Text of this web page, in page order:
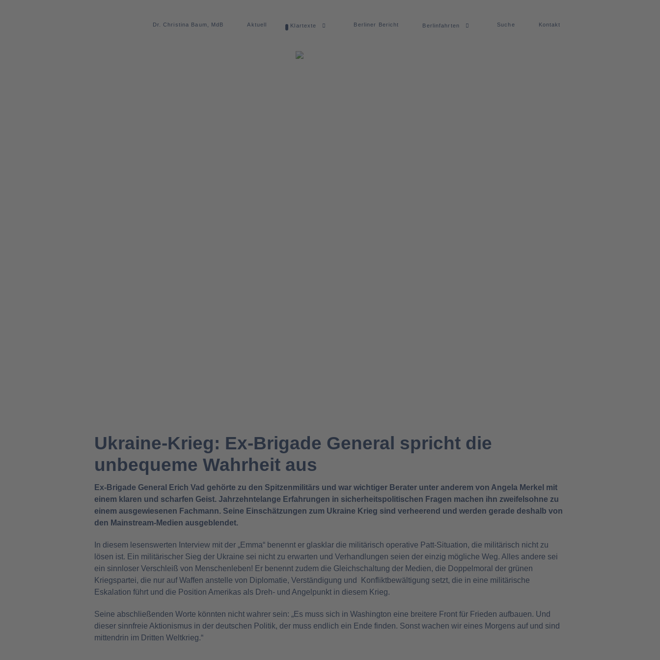
Dr. Christina Baum, MdB Aktuell Klartexte Berliner Bericht Berlinfahrten Suche Kontakt
Ukraine-Krieg: Ex-Brigade General spricht die
unbequeme Wahrheit aus
Ex-Brigade General Erich Vad gehörte zu den Spitzenmilitärs und war wichtiger Berater unter anderem von Angela Merkel mit
einem klaren und scharfen Geist. Jahrzehntelange Erfahrungen in sicherheitspolitischen Fragen machen ihn zweifelsohne zu
einem ausgewiesenen Fachmann. Seine Einschätzungen zum Ukraine Krieg sind verheerend und werden gerade deshalb von
den Mainstream-Medien ausgeblendet.
In diesem lesenswerten Interview mit der „Emma“ benennt er glasklar die militärisch operative Patt-Situation, die militärisch nicht zu
lösen ist. Ein militärischer Sieg der Ukraine sei nicht zu erwarten und Verhandlungen seien der einzig mögliche Weg. Alles andere sei
ein sinnloser Verschleiß von Menschenleben! Er benennt zudem die Gleichschaltung der Medien, die Doppelmoral der grünen
Kriegspartei, die nur auf Waffen anstelle von Diplomatie, Verständigung und Konfliktbewältigung setzt, die in eine militärische
Eskalation führt und die Position Amerikas als Dreh- und Angelpunkt in diesem Krieg.
Seine abschließenden Worte könnten nicht wahrer sein: „Es muss sich in Washington eine breitere Front für Frieden aufbauen. Und
dieser sinnfreie Aktionismus in der deutschen Politik, der muss endlich ein Ende finden. Sonst wachen wir eines Morgens auf und sind
mittendrin im Dritten Weltkrieg.“